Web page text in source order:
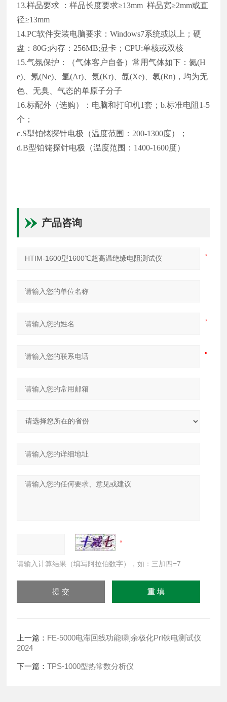
13.样品要求 ：样品长度要求≥13mm 样品宽≥2mm或直
径≥13mm
14.PC软件安装电脑要求：Windows7系统或以上；硬
盘：80G;内存：256MB;显卡；CPU:单核或双核
15.气氛保护：（气体客户自备）常用气体如下：氦(H
e)、氖(Ne)、氩(Ar)、氪(Kr)、氙(Xe)、氡(Rn)，均为无
色、无臭、气态的单原子分子
16.标配外（选购）：电脑和打印机1套；b.标准电阻1-5
个；
c.S型铂铑探针电极（温度范围：200-1300度）；
d.B型铂铑探针电极（温度范围：1400-1600度）
产品咨询
请输入计算结果（填写阿拉伯数字），如：三加四=7
上一篇： FE-5000电滞回线功能I剩余极化PrI铁电测试仪
2024
下一篇：TPS-1000型热常数分析仪